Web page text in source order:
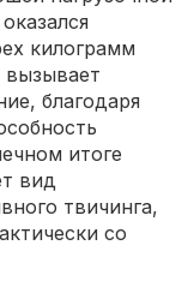
килограмм
вызывает
благодаря
итоге
вид
твичинга,
со